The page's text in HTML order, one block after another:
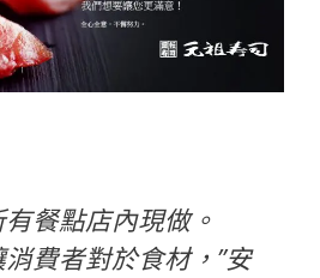
餐點店內現做。
費者對於食材，”安